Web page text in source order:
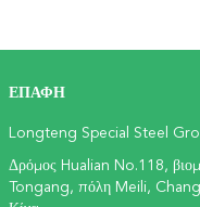
ΕΠΑΦΉ
Longteng Special Steel
Δρόμος Hualian No.118,
Tongang, πόλη Meili,